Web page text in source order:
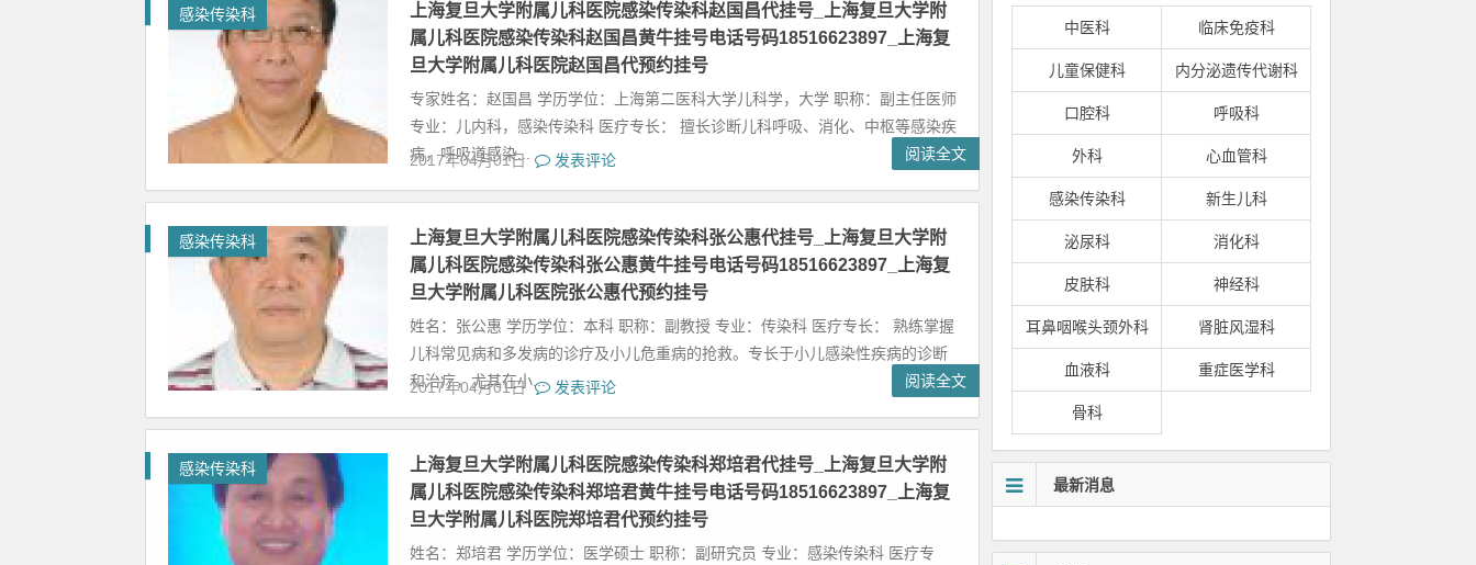
感染传染科
上海复旦大学附属儿科医院感染传染科赵国昌代挂号_上海复旦大学附
属儿科医院感染传染科赵国昌黄牛挂号电话号码18516623897_上海复
旦大学附属儿科医院赵国昌代预约挂号
专家姓名：赵国昌 学历学位：上海第二医科大学儿科学，大学 职称：副主任医师
专业：儿内科，感染传染科 医疗专长： 擅长诊断儿科呼吸、消化、中枢等感染疾
病，呼吸道感染...
2017年04月01日 发表评论 阅读全文
感染传染科
上海复旦大学附属儿科医院感染传染科张公惠代挂号_上海复旦大学附
属儿科医院感染传染科张公惠黄牛挂号电话号码18516623897_上海复
旦大学附属儿科医院张公惠代预约挂号
姓名：张公惠 学历学位：本科 职称：副教授 专业：传染科 医疗专长： 熟练掌握
儿科常见病和多发病的诊疗及小儿危重病的抢救。专长于小儿感染性疾病的诊断
和治疗，尤其在小...
2017年04月01日 发表评论 阅读全文
感染传染科
上海复旦大学附属儿科医院感染传染科郑培君代挂号_上海复旦大学附
属儿科医院感染传染科郑培君黄牛挂号电话号码18516623897_上海复
旦大学附属儿科医院郑培君代预约挂号
姓名：郑培君 学历学位：医学硕士 职称：副研究员 专业：感染传染科 医疗专
中医科 临床免疫科
儿童保健科 内分泌遗传代谢科
口腔科 呼吸科
外科 心血管科
感染传染科 新生儿科
泌尿科 消化科
皮肤科 神经科
耳鼻咽喉头颈外科 肾脏风湿科
血液科 重症医学科
骨科
最新消息